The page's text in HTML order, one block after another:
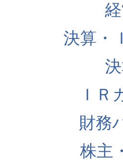
決算・
ＩＲ
財務
株主